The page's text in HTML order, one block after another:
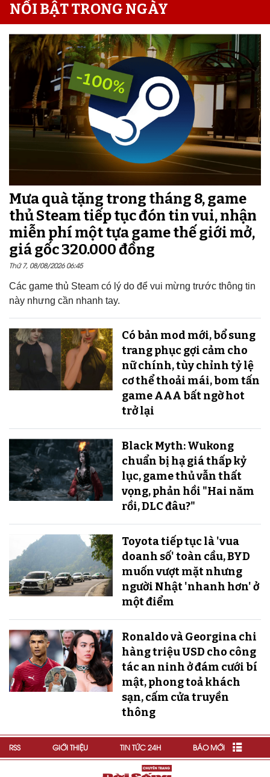
NỔI BẬT TRONG NGÀY
Mưa quà tặng trong tháng 8, game
thủ Steam tiếp tục đón tin vui, nhận
miễn phí một tựa game thế giới mở,
giá gốc 320.000 đồng
Thứ 7, 08/08/2026 06:45
Các game thủ Steam có lý do để vui mừng trước thông tin
này nhưng cần nhanh tay.
Có bản mod mới, bổ sung
trang phục gợi cảm cho
nữ chính, tùy chỉnh tỷ lệ
cơ thể thoải mái, bom tấn
game AAA bất ngờ hot
trở lại
Black Myth: Wukong
chuẩn bị hạ giá thấp kỷ
lục, game thủ vẫn thất
vọng, phản hồi "Hai năm
rồi, DLC đâu?"
Toyota tiếp tục là 'vua
doanh số' toàn cầu, BYD
muốn vượt mặt nhưng
người Nhật 'nhanh hơn' ở
một điểm
Ronaldo và Georgina chi
hàng triệu USD cho công
tác an ninh ở đám cưới bí
mật, phong toả khách
sạn, cấm cửa truyền
thông
RSS GIỚI THIỆU TIN TỨC 24H BÁO MỚI